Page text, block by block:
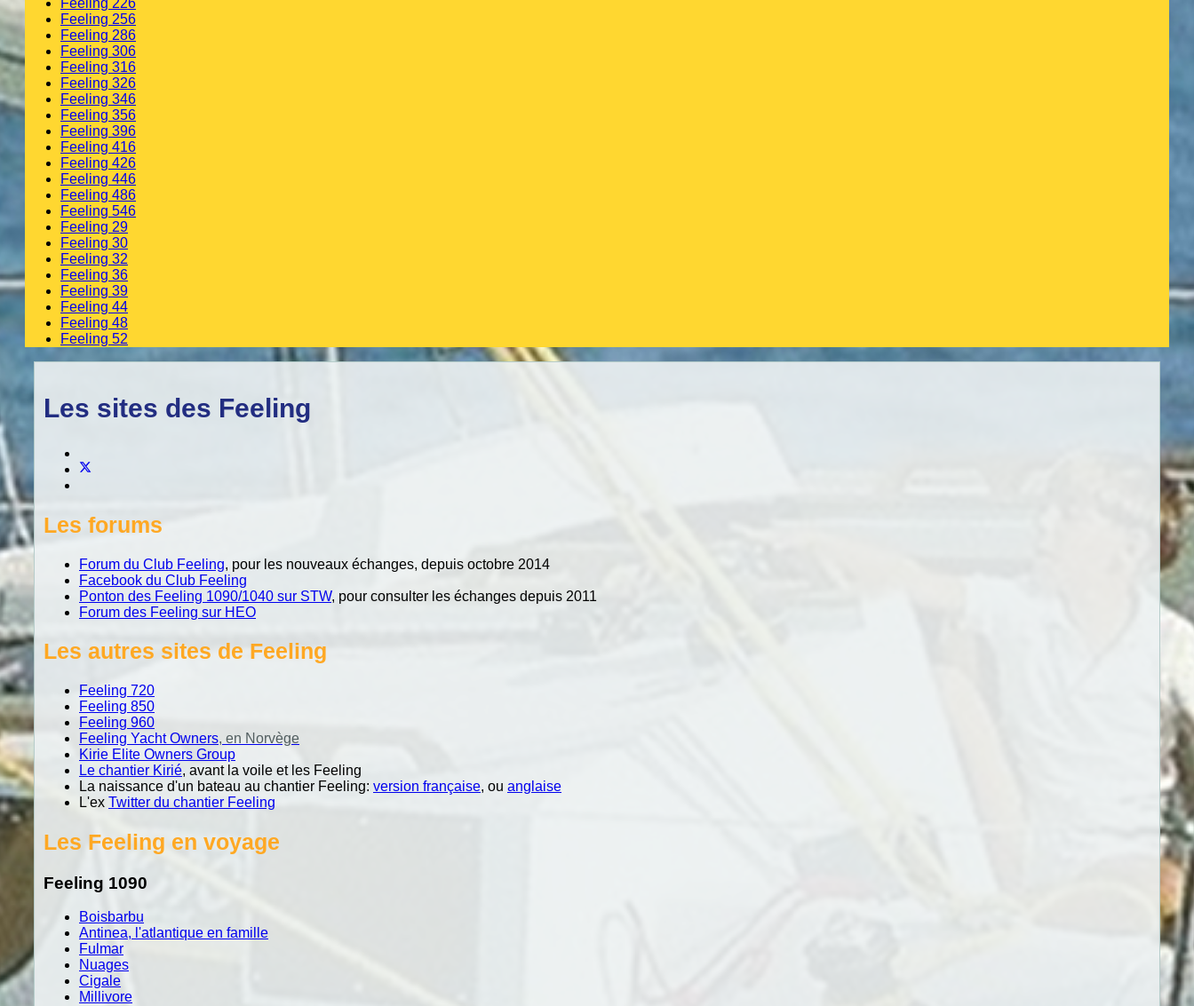
Feeling 226
Feeling 256
Feeling 286
Feeling 306
Feeling 316
Feeling 326
Feeling 346
Feeling 356
Feeling 396
Feeling 416
Feeling 426
Feeling 446
Feeling 486
Feeling 546
Feeling 29
Feeling 30
Feeling 32
Feeling 36
Feeling 39
Feeling 44
Feeling 48
Feeling 52
Les sites des Feeling
Les forums
Forum du Club Feeling, pour les nouveaux échanges, depuis octobre 2014
Facebook du Club Feeling
Ponton des Feeling 1090/1040 sur STW, pour consulter les échanges depuis 2011
Forum des Feeling sur HEO
Les autres sites de Feeling
Feeling 720
Feeling 850
Feeling 960
Feeling Yacht Owners, en Norvège
Kirie Elite Owners Group
Le chantier Kirié, avant la voile et les Feeling
La naissance d'un bateau au chantier Feeling: version française, ou anglaise
L'ex Twitter du chantier Feeling
Les Feeling en voyage
Feeling 1090
Boisbarbu
Antinea, l'atlantique en famille
Fulmar
Nuages
Cigale
Millivore